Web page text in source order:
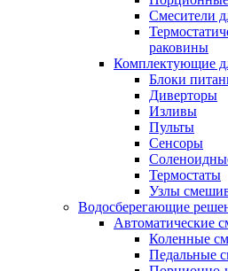
Смесители
раковины
Комплектующие
Блоки
Диверторы
Изливы
Пульты
Сенсоры
Термостаты
Узлы
Водосберегающие
Автоматические
Коленные
Педальные